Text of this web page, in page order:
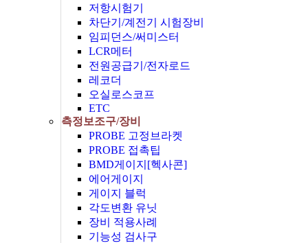
저항시험기
차단기/계전기 시험장비
임피던스/써미스터
LCR메터
전원공급기/전자로드
레코더
오실로스코프
ETC
측정보조구/장비
PROBE 고정브라켓
PROBE 접촉팁
BMD게이지[헥사콘]
에어게이지
게이지 블럭
각도변환 유닛
장비 적용사례
기능성 검사구